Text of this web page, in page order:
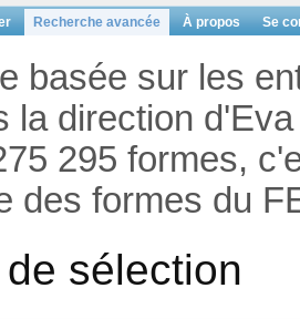
Recherche avancée À propos Se
basée sur les
la direction
295 formes,
des formes du
sélection